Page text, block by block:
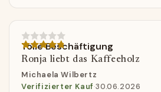
Tolle Beschäftigung
Ronja liebt das Kaffeeholz
Michaela Wilbertz
Verifizierter Kauf·30.06.2026